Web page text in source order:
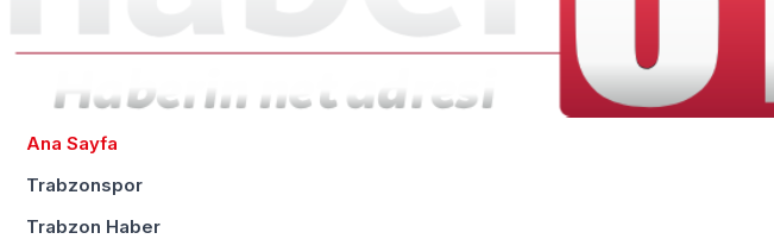
Ana Sayfa
Trabzonspor
Trabzon Haber